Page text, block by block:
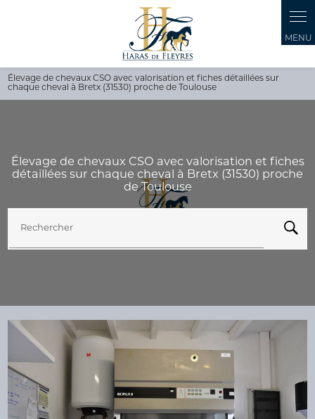
Élevage de chevaux CSO avec valorisation et fiches détaillées sur
chaque cheval à Bretx (31530) proche de Toulouse
Élevage de chevaux CSO avec valorisation et fiches
détaillées sur chaque cheval à Bretx (31530) proche
de Toulouse
Rechercher